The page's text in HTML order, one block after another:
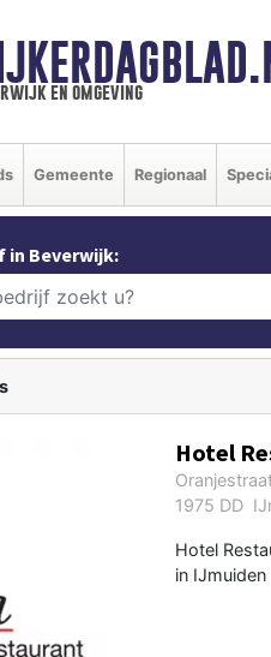
en omgeving
Gemeente Regionaal
in Beverwijk:
Hotel
1975 DD
Hotel
in IJmuiden